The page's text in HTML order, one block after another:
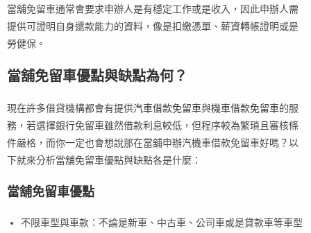
當舖免留車通常會要求申辦人是有穩定工作或是收入，因此申辦人需
提供可證明自身還款能力的資料，像是扣繳憑單、薪資轉帳證明或是
勞健保。
當舖免留車優點與缺點為何？
現在許多借貸機構都會有提供汽車借款免留車與機車借款免留車的服
務，若選擇銀行免留車雖然借款利息較低，但程序較為繁瑣且審核條
件嚴格，而你一定也會想說那在當舖申辦汽機車借款免留車好嗎？以
下就來分析當舖免留車優點與缺點各是什麼：
當舖免留車優點
不限車型與車款：不論是新車、中古車、公司車或是貸款車等車型